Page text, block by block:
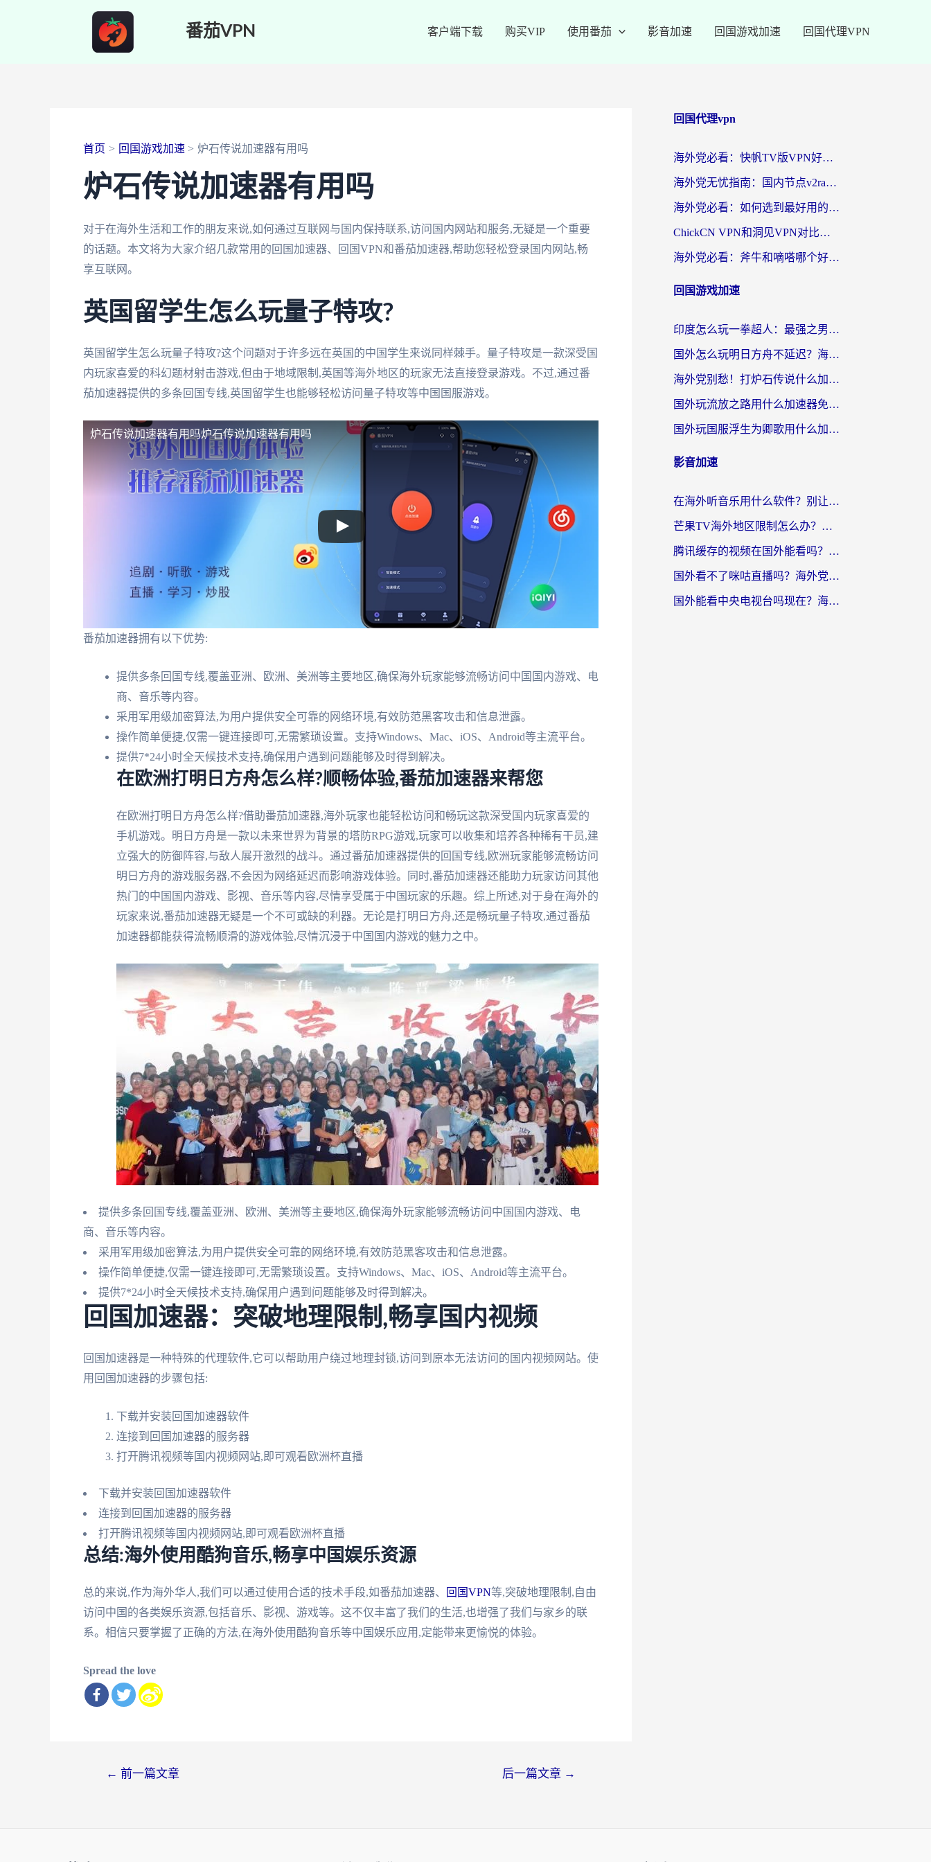
番茄VPN 客户端下载 购买VIP 使用番茄 影音加速 回国游戏加速 回国代理VPN
首页 回国游戏加速 炉石传说加速器有用吗
炉石传说加速器有用吗
对于在海外生活和工作的朋友来说,如何通过互联网与国内保持联系,访问国内网站和服务,无疑是一个重要
的话题。本文将为大家介绍几款常用的回国加速器、回国VPN和番茄加速器,帮助您轻松登录国内网站,畅
享互联网。
英国留学生怎么玩量子特攻?
英国留学生怎么玩量子特攻?这个问题对于许多远在英国的中国学生来说同样棘手。量子特攻是一款深受国
内玩家喜爱的科幻题材射击游戏,但由于地域限制,英国等海外地区的玩家无法直接登录游戏。不过,通过番
茄加速器提供的多条回国专线,英国留学生也能够轻松访问量子特攻等中国国服游戏。
炉石传说加速器有用吗炉石传说加速器有用吗
番茄加速器拥有以下优势:
提供多条回国专线,覆盖亚洲、欧洲、美洲等主要地区,确保海外玩家能够流畅访问中国国内游戏、电
商、音乐等内容。
采用军用级加密算法,为用户提供安全可靠的网络环境,有效防范黑客攻击和信息泄露。
操作简单便捷,仅需一键连接即可,无需繁琐设置。支持Windows、Mac、iOS、Android等主流平台。
提供7*24小时全天候技术支持,确保用户遇到问题能够及时得到解决。
在欧洲打明日方舟怎么样?顺畅体验,番茄加速器来帮您
在欧洲打明日方舟怎么样?借助番茄加速器,海外玩家也能轻松访问和畅玩这款深受国内玩家喜爱的
手机游戏。明日方舟是一款以未来世界为背景的塔防RPG游戏,玩家可以收集和培养各种稀有干员,建
立强大的防御阵容,与敌人展开激烈的战斗。通过番茄加速器提供的回国专线,欧洲玩家能够流畅访问
明日方舟的游戏服务器,不会因为网络延迟而影响游戏体验。同时,番茄加速器还能助力玩家访问其他
热门的中国国内游戏、影视、音乐等内容,尽情享受属于中国玩家的乐趣。综上所述,对于身在海外的
玩家来说,番茄加速器无疑是一个不可或缺的利器。无论是打明日方舟,还是畅玩量子特攻,通过番茄
加速器都能获得流畅顺滑的游戏体验,尽情沉浸于中国国内游戏的魅力之中。
提供多条回国专线,覆盖亚洲、欧洲、美洲等主要地区,确保海外玩家能够流畅访问中国国内游戏、电
商、音乐等内容。
采用军用级加密算法,为用户提供安全可靠的网络环境,有效防范黑客攻击和信息泄露。
操作简单便捷,仅需一键连接即可,无需繁琐设置。支持Windows、Mac、iOS、Android等主流平台。
提供7*24小时全天候技术支持,确保用户遇到问题能够及时得到解决。
回国加速器：突破地理限制,畅享国内视频
回国加速器是一种特殊的代理软件,它可以帮助用户绕过地理封锁,访问到原本无法访问的国内视频网站。使
用回国加速器的步骤包括:
下载并安装回国加速器软件
连接到回国加速器的服务器
打开腾讯视频等国内视频网站,即可观看欧洲杯直播
下载并安装回国加速器软件
连接到回国加速器的服务器
打开腾讯视频等国内视频网站,即可观看欧洲杯直播
总结:海外使用酷狗音乐,畅享中国娱乐资源
总的来说,作为海外华人,我们可以通过使用合适的技术手段,如番茄加速器、 回国VPN等,突破地理限制,自由
访问中国的各类娱乐资源,包括音乐、影视、游戏等。这不仅丰富了我们的生活,也增强了我们与家乡的联
系。相信只要掌握了正确的方法,在海外使用酷狗音乐等中国娱乐应用,定能带来更愉悦的体验。
Spread the love
← 前一篇文章 后一篇文章 →
回国代理vpn
海外党必看：快帆TV版VPN好用吗？和快游VPN对比哪个回国效果更好？附实用避坑指南
海外党无忧指南：国内节点v2ray怎么选？一键回国VPN+多场景实测帮你避坑
海外党必看：如何选到最好用的回国加速器？从节点到售后的全维度指南
ChickCN VPN和洞见VPN对比哪个回国效果更好？海外党亲测3款加速器+避坑指南
海外党必看：斧牛和嘀嗒哪个好？3个维度教你选对回国加速器
回国游戏加速
印度怎么玩一拳超人：最强之男？海外党国服游戏加速避坑指南
国外怎么玩明日方舟不延迟？海外玩家国服游戏加速终极指南（附DNF梦幻诛仙解决方案）
海外党别愁！打炉石传说什么加速器好用？3个实用技巧解决国服游戏卡顿
国外玩流放之路用什么加速器免费？海外党亲测有效的国服游戏加速指南
国外玩国服浮生为卿歌用什么加速器比较好？海外党亲测不踩坑指南
影音加速
在海外听音乐用什么软件？别让地域限制断了你的华语歌单
芒果TV海外地区限制怎么办？海外党追剧看片的实用加速器选择指南
腾讯缓存的视频在国外能看吗？海外党追剧看片的终极解决方案
国外看不了咪咕直播吗？海外党追剧看片的加速器选择指南
国外能看中央电视台吗现在？海外党追剧看央视的实用指南